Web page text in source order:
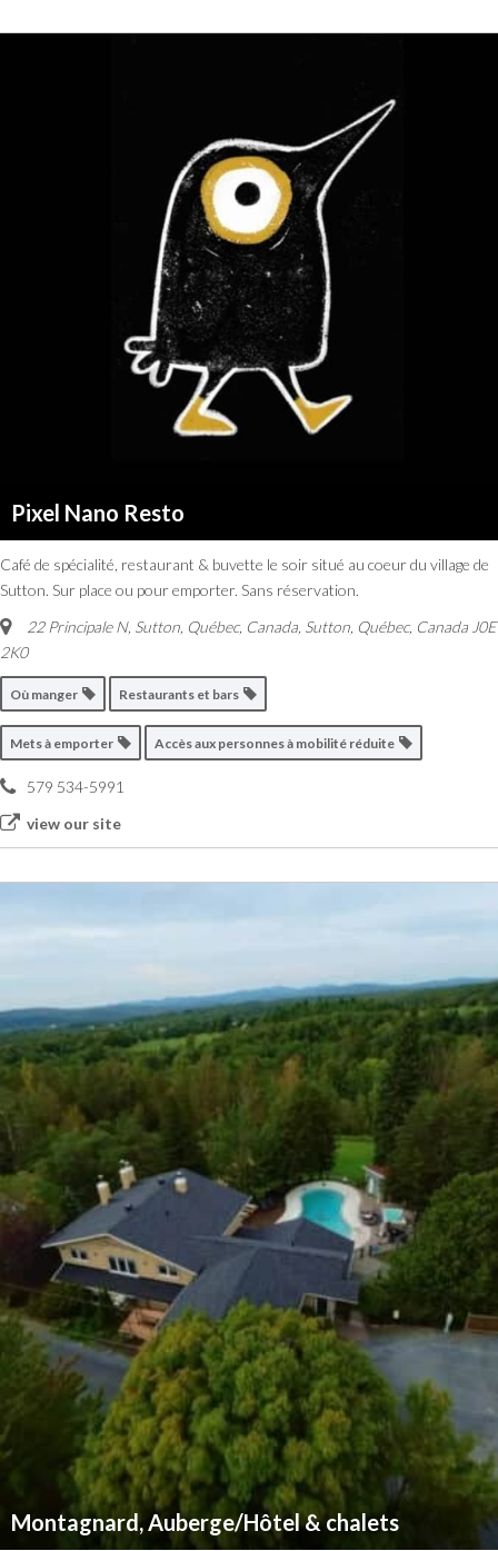
Pixel Nano Resto
Café de spécialité, restaurant & buvette le soir situé au coeur du village de
Sutton. Sur place ou pour emporter. Sans réservation.
22 Principale N, Sutton, Québec, Canada Sutton, Québec, Canada J0E
2K0
Où manger Restaurants et bars
Mets à emporter Accès aux personnes à mobilité réduite
579 534-5991
view our site
Montagnard, Auberge/Hôtel & chalets